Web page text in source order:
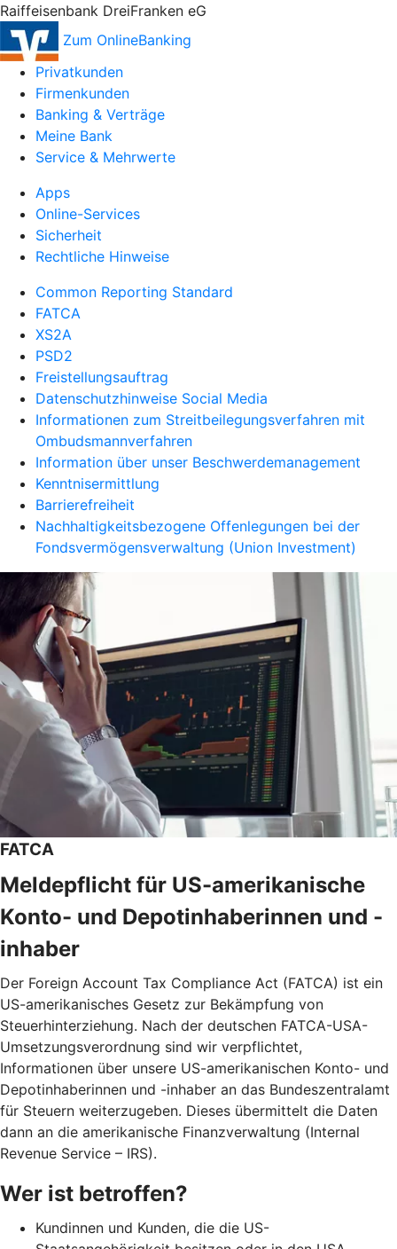
Raiffeisenbank DreiFranken eG
Zum OnlineBanking
Privatkunden
Firmenkunden
Banking & Verträge
Meine Bank
Service & Mehrwerte
Apps
Online-Services
Sicherheit
Rechtliche Hinweise
Common Reporting Standard
FATCA
XS2A
PSD2
Freistellungsauftrag
Datenschutzhinweise Social Media
Informationen zum Streitbeilegungsverfahren mit
Ombudsmannverfahren
Information über unser Beschwerdemanagement
Kenntnisermittlung
Barrierefreiheit
Nachhaltigkeitsbezogene Offenlegungen bei der
Fondsvermögensverwaltung (Union Investment)
FATCA
Meldepflicht für US-amerikanische
Konto- und Depotinhaberinnen und -
inhaber
Der Foreign Account Tax Compliance Act (FATCA) ist ein
US-amerikanisches Gesetz zur Bekämpfung von
Steuerhinterziehung. Nach der deutschen FATCA-USA-
Umsetzungsverordnung sind wir verpflichtet,
Informationen über unsere US-amerikanischen Konto- und
Depotinhaberinnen und -inhaber an das Bundeszentralamt
für Steuern weiterzugeben. Dieses übermittelt die Daten
dann an die amerikanische Finanzverwaltung (Internal
Revenue Service – IRS).
Wer ist betroffen?
Kundinnen und Kunden, die die US-